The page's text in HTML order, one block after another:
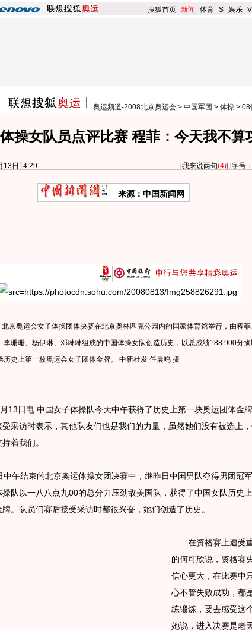
搜狐首页-新闻 -体育-S-娱乐-V
奥运频道-2008北京奥运会 > 中国军团 > 体操 > 08
操女队员点评比赛 程菲：今天我不算
13日14:29 [我来说两句(4)] [字号：
来源：中国新闻网
京奥运会女子体操团体决赛在北京奥林匹克公园内的国家体育馆举行，由程菲
李珊珊、杨伊琳、邓琳琳组成的中国体操女队创造历史，以总成绩188.900分摘
历史上第一枚奥运会女子团体金牌。 中新社发 任晨鸣 摄
13日电 中国女子体操队今天中午获得了历史上第一块奥运团体金
采访时表示，其他队友们也是我们的力量，虽然她们没有被选上
着我们。
结束的北京奥运体操女团决赛中，继昨日中国男队夺得男团冠军
操队以一八八点九00的总分力压劲敌美国队，获得了中国女队历史
。队员们赛后接受采访时都很兴奋，她们创造了历史。
在资格赛上遭受
的何可欣说，资格赛
信心更大，在比赛中
心不管失败成功，都
练锻炼，要去感受这
她说，进入决赛是老